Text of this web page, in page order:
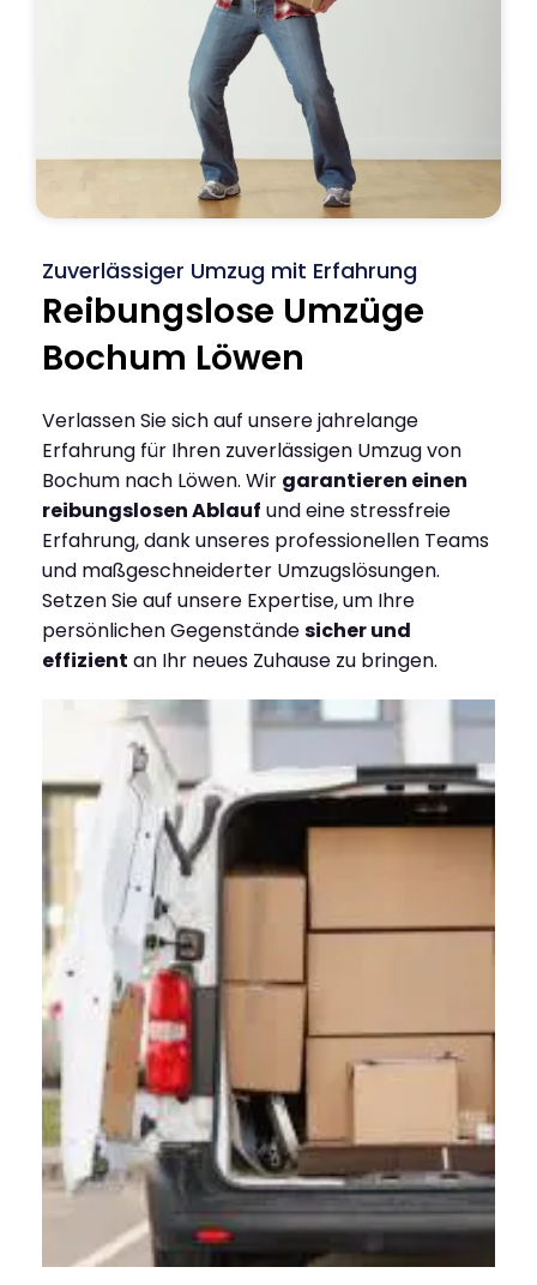
Zuverlässiger Umzug mit Erfahrung
Reibungslose Umzüge
Bochum Löwen
Verlassen Sie sich auf unsere jahrelange
Erfahrung für Ihren zuverlässigen Umzug von
Bochum nach Löwen. Wir garantieren einen
reibungslosen Ablauf und eine stressfreie
Erfahrung, dank unseres professionellen Teams
und maßgeschneiderter Umzugslösungen.
Setzen Sie auf unsere Expertise, um Ihre
persönlichen Gegenständesicher und
effizient an Ihr neues Zuhause zu bringen.